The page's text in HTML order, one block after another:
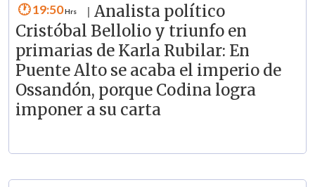
19:50
Analista político
Cristóbal Bellolio y triunfo en
primarias de Karla Rubilar: En
Puente Alto se acaba el imperio de
Ossandón, porque Codina logra
imponer a su carta